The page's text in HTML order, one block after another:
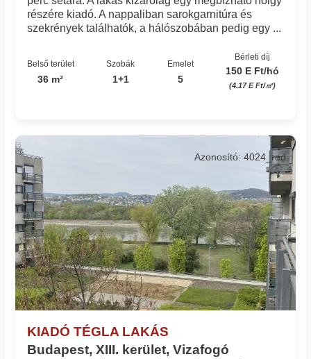
részére kiadó. A nappaliban sarokgarnitúra és
szekrények találhatók, a hálószobában pedig egy ...
Belső terület
36 m²
Szobák
1+1
Emelet
5
Bérleti díj
150 E Ft/hó
(4.17 E Ft/㎡)
KIADÓ TÉGLA LAKÁS
Budapest, XIII. kerület, Vizafogó
Azonosító: 4024_red